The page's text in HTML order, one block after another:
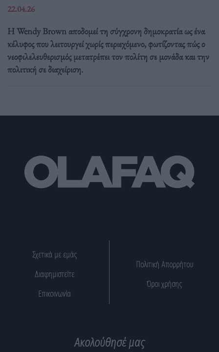
22.04.26
Η Wendy Brown αποδομεί τη σύγχρονη δημοκρατία ως ένα
κέλυφος που λειτουργεί χωρίς περιεχόμενο, φωτίζοντας πώς ο
νεοφιλελευθερισμός μετατρέπει τον πολίτη σε μονάδα και την
πολιτική σε διαχείριση.
Σχετικά με εμάς
Διαφημιστείτε
Επικοινωνία
Πολιτική Απορρήτου
Όροι χρήσης
Ακολούθησέ μας